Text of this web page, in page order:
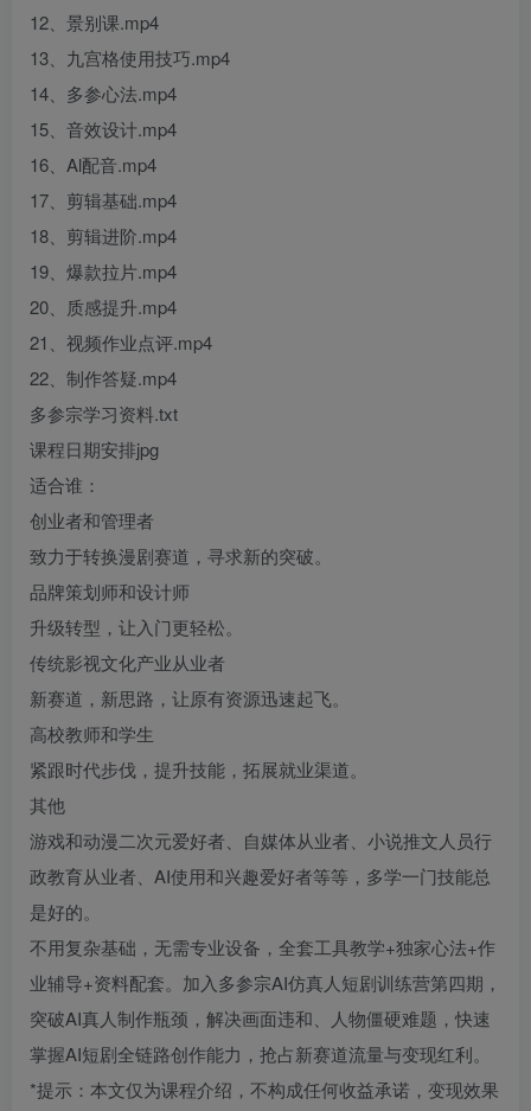
12、景别课.mp4
13、九宫格使用技巧.mp4
14、多参心法.mp4
15、音效设计.mp4
16、Al配音.mp4
17、剪辑基础.mp4
18、剪辑进阶.mp4
19、爆款拉片.mp4
20、质感提升.mp4
21、视频作业点评.mp4
22、制作答疑.mp4
多参宗学习资料.txt
课程日期安排jpg
适合谁：
创业者和管理者
致力于转换漫剧赛道，寻求新的突破。
品牌策划师和设计师
升级转型，让入门更轻松。
传统影视文化产业从业者
新赛道，新思路，让原有资源迅速起飞。
高校教师和学生
紧跟时代步伐，提升技能，拓展就业渠道。
其他
游戏和动漫二次元爱好者、自媒体从业者、小说推文人员行
政教育从业者、AI使用和兴趣爱好者等等，多学一门技能总
是好的。
不用复杂基础，无需专业设备，全套工具教学+独家心法+作
业辅导+资料配套。加入多参宗AI仿真人短剧训练营第四期，
突破AI真人制作瓶颈，解决画面违和、人物僵硬难题，快速
掌握AI短剧全链路创作能力，抢占新赛道流量与变现红利。
*提示：本文仅为课程介绍，不构成任何收益承诺，变现效果